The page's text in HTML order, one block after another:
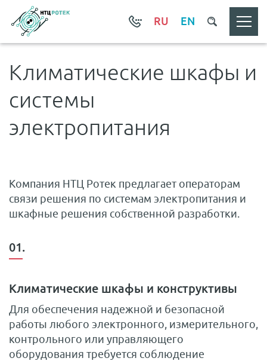
RU EN
Климатические шкафы и
системы
электропитания
Компания НТЦ Ротек предлагает операторам
связи решения по системам электропитания и
шкафные решения собственной разработки.
01.
Климатические шкафы и конструктивы
Для обеспечения надежной и безопасной
работы любого электронного, измерительного,
контрольного или управляющего
оборудования требуется соблюдение